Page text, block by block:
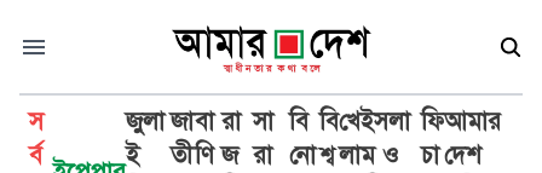
স
র্ব
জুলা
ই
জা
তী
বা
ণি
রা
জ
সা
রা
বি
নো
বি
শ্ব
খে
লা
ইসলা
ম ও
ফি
চা
আমার
দেশ